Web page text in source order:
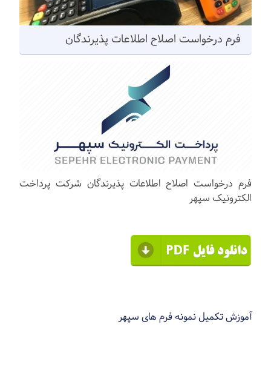
فرم درخواست اصلاح اطلاعات پذیرندگان
فرم درخواست اصلاح اطلاعات پذیرندگان شرکت پرداخت
الکترونیک سپهر
آموزش تکمیل نمونه فرم های سپهر